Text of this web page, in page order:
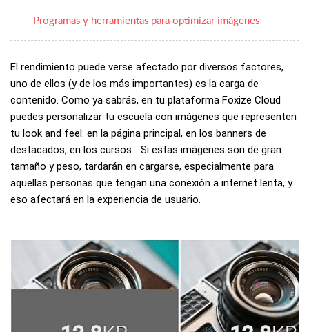
Programas y herramientas para optimizar imágenes
El rendimiento puede verse afectado por diversos factores,
uno de ellos (y de los más importantes) es la carga de
contenido. Como ya sabrás, en tu plataforma Foxize Cloud
puedes personalizar tu escuela con imágenes que representen
tu look and feel: en la página principal, en los banners de
destacados, en los cursos… Si estas imágenes son de gran
tamaño y peso, tardarán en cargarse, especialmente para
aquellas personas que tengan una conexión a internet lenta, y
eso afectará en la experiencia de usuario.